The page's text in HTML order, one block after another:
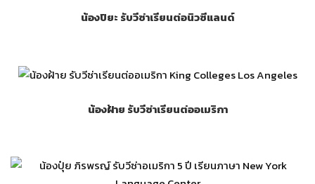
น้องปิยะ รับวีซ่าเรียนต่อนิวซีแลนด์
น้องฝ้าย รับวีซ่าเรียนต่ออเมริกา